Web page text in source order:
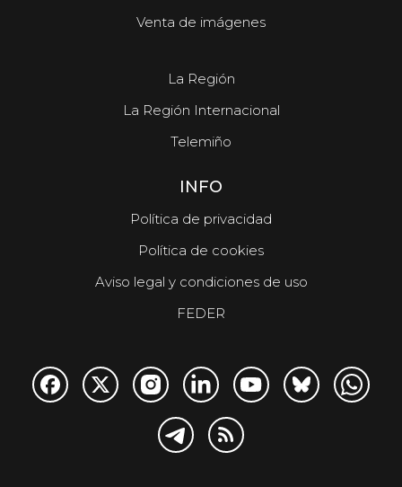
Venta de imágenes
La Región
La Región Internacional
Telemiño
INFO
Política de privacidad
Política de cookies
Aviso legal y condiciones de uso
FEDER